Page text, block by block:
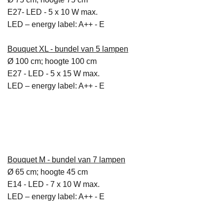
E27- LED - 5 x 10 W max.
LED – energy label: A++ - E
Bouquet XL - bundel van 5 lampen
Ø 100 cm; hoogte 100 cm
E27 - LED - 5 x 15 W max.
LED – energy label: A++ - E
Bouquet M - bundel van 7 lampen
Ø 65 cm; hoogte 45 cm
E14 - LED - 7 x 10 W max.
LED – energy label: A++ - E